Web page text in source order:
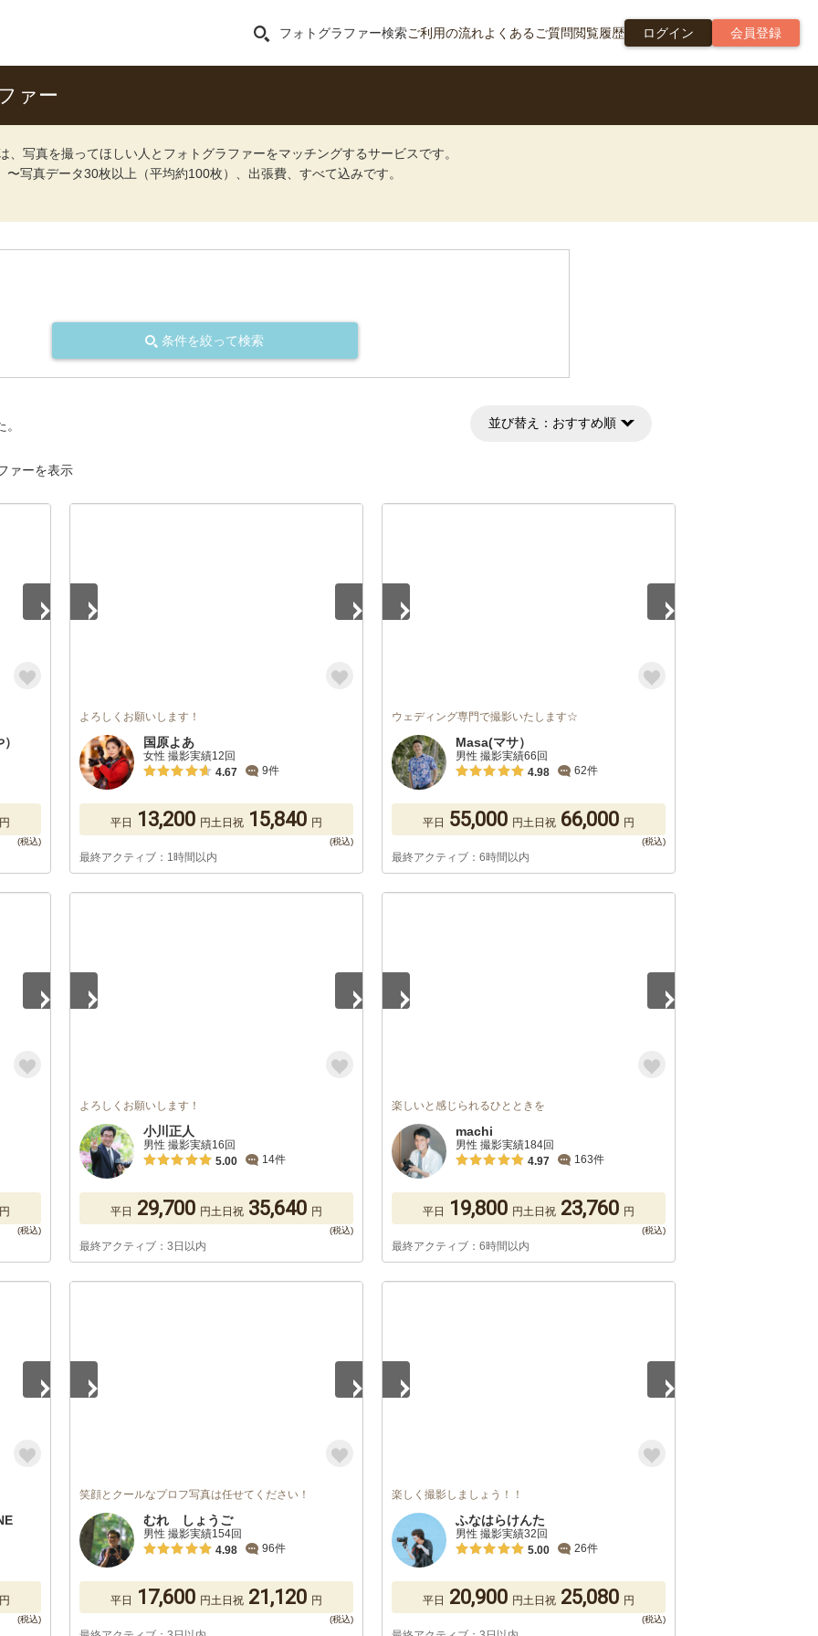
フォトグラファー検索ご利用の流れよくあるご質問閲覧履歴 ログイン 会員登録
ァー
、写真を撮ってほしい人とフォトグラファーをマッチングするサービスです。
写真データ30枚以上（平均約100枚）、出張費、すべて込みです。
条件を絞って検索
並び替え： おすすめ順
ァーを表示
円
よろしくお願いします！
国原よあ
女性 撮影実績12回
4.67
9件
平日 13,200 円土日祝 15,840 円
最終アクティブ：1時間以内
ウェディング専門で撮影いたします☆
Masa(マサ）
男性 撮影実績66回
4.98
62件
平日 55,000 円土日祝 66,000 円
最終アクティブ：6時間以内
円
よろしくお願いします！
小川正人
男性 撮影実績16回
5.00
14件
平日 29,700 円土日祝 35,640 円
最終アクティブ：3日以内
楽しいと感じられるひとときを
machi
男性 撮影実績184回
4.97
163件
平日 19,800 円土日祝 23,760 円
最終アクティブ：6時間以内
円
笑顔とクールなプロフ写真は任せてください！
むれ しょうご
男性 撮影実績154回
4.98
96件
平日 17,600 円土日祝 21,120 円
楽しく撮影しましょう！！
ふなはらけんた
男性 撮影実績32回
5.00
26件
平日 20,900 円土日祝 25,080 円